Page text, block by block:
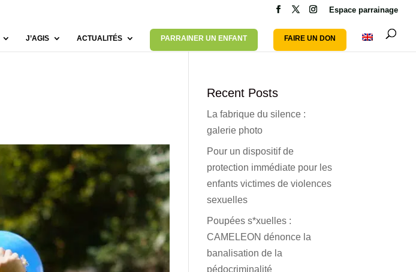
Espace parrainage
J’AGIS ACTUALITÉS PARRAINER UN ENFANT FAIRE UN DON
Recent Posts
La fabrique du silence :
galerie photo
Pour un dispositif de
protection immédiate pour les
enfants victimes de violences
sexuelles
Poupées s*xuelles :
CAMELEON dénonce la
banalisation de la
pédocriminalité